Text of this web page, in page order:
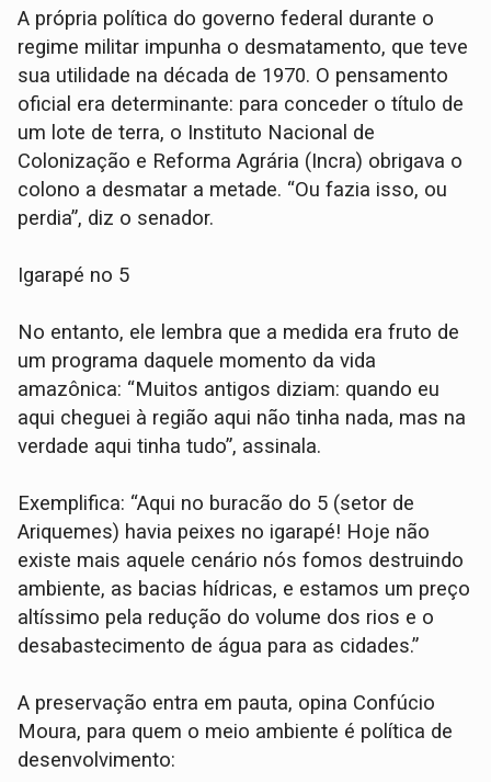
A própria política do governo federal durante o
regime militar impunha o desmatamento, que teve
sua utilidade na década de 1970. O pensamento
oficial era determinante: para conceder o título de
um lote de terra, o Instituto Nacional de
Colonização e Reforma Agrária (Incra) obrigava o
colono a desmatar a metade. “Ou fazia isso, ou
perdia”, diz o senador.
Igarapé no 5
No entanto, ele lembra que a medida era fruto de
um programa daquele momento da vida
amazônica: “Muitos antigos diziam: quando eu
aqui cheguei à região aqui não tinha nada, mas na
verdade aqui tinha tudo”, assinala.
Exemplifica: “Aqui no buracão do 5 (setor de
Ariquemes) havia peixes no igarapé! Hoje não
existe mais aquele cenário nós fomos destruindo
ambiente, as bacias hídricas, e estamos um preço
altíssimo pela redução do volume dos rios e o
desabastecimento de água para as cidades.”
A preservação entra em pauta, opina Confúcio
Moura, para quem o meio ambiente é política de
desenvolvimento: